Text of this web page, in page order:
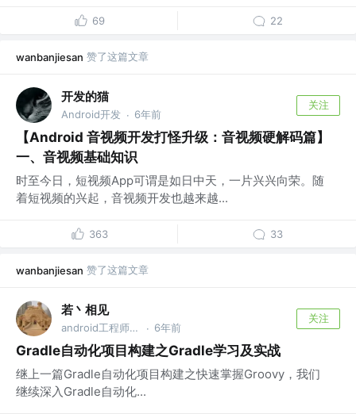
69 22
wanbanjiesan 赞了这篇文章
开发的猫
Android开发 · 6年前
关注
【Android 音视频开发打怪升级：音视频硬解码篇】
一、音视频基础知识
时至今日，短视频App可谓是如日中天，一片兴兴向荣。随
着短视频的兴起，音视频开发也越来越...
363 33
wanbanjiesan 赞了这篇文章
若丶相见
android工程师 @百度 · 6年前
关注
Gradle自动化项目构建之Gradle学习及实战
继上一篇Gradle自动化项目构建之快速掌握Groovy，我们
继续深入Gradle自动化...